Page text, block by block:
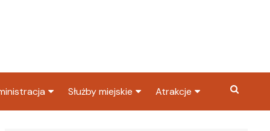
Służby miejskie Atrakcje